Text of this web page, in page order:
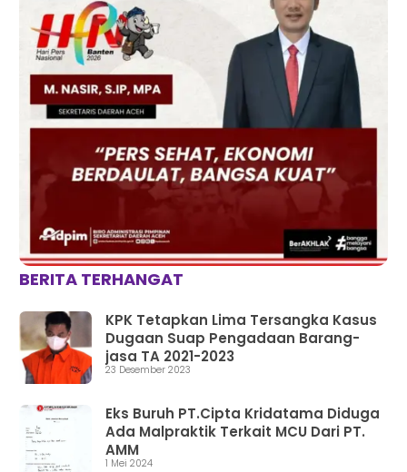
BERITA TERHANGAT
KPK Tetapkan Lima Tersangka Kasus
Dugaan Suap Pengadaan Barang-
jasa TA 2021-2023
23 Desember 2023
Eks Buruh PT.Cipta Kridatama Diduga
Ada Malpraktik Terkait MCU Dari PT.
AMM
1 Mei 2024